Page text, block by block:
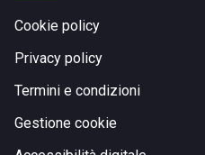
Cookie policy
Privacy policy
Termini e condizioni
Gestione cookie